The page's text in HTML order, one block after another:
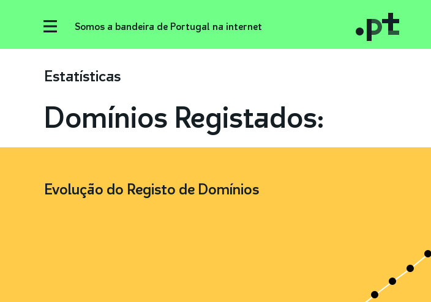
Somos a bandeira de Portugal na internet
Estatísticas
Domínios Registados:
Evolução do Registo de Domínios